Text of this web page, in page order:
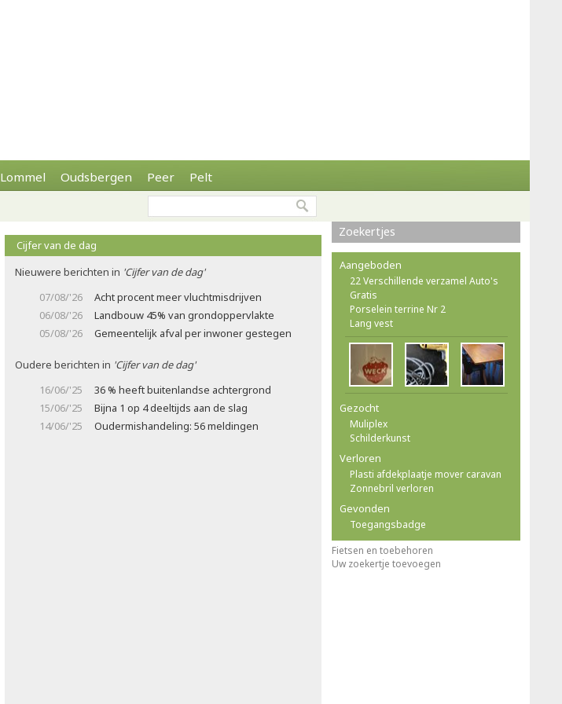
Lommel Oudsbergen Peer Pelt
Cijfer van de dag
Nieuwere berichten in 'Cijfer van de dag'
07/08/'26
Acht procent meer vluchtmisdrijven
06/08/'26
Landbouw 45% van grondoppervlakte
05/08/'26
Gemeentelijk afval per inwoner gestegen
Oudere berichten in 'Cijfer van de dag'
16/06/'25
36 % heeft buitenlandse achtergrond
15/06/'25
Bijna 1 op 4 deeltijds aan de slag
14/06/'25
Oudermishandeling: 56 meldingen
Zoekertjes
Aangeboden
22 Verschillende verzamel Auto's
Gratis
Porselein terrine Nr 2
Lang vest
Gezocht
Muliplex
Schilderkunst
Verloren
Plasti afdekplaatje mover caravan
Zonnebril verloren
Gevonden
Toegangsbadge
Fietsen en toebehoren
Uw zoekertje toevoegen